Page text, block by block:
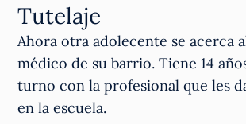
Tutelaje
Ahora otra adolecente se acerca
médico de su barrio. Tiene 14
turno con la profesional que les
en la escuela.